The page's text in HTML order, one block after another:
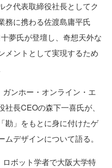
ク代表取締役社長としてク
務に携わる佐渡島庸平氏
夢氏が登壇し、奇想天外な
メントとして実現するため
ンホー・オンライン・エ
長CEOの森下一喜氏が、
勘」をもとに身に付けたゲ
デザインについて語る。
ボット学者で大阪大学特